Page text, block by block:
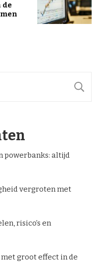
de
powerbanks: altijd
vergroten met
risico’s en
groot effect in de